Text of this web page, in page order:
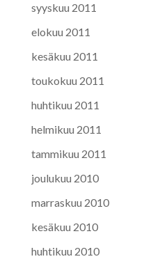
syyskuu 2011
elokuu 2011
kesäkuu 2011
toukokuu 2011
huhtikuu 2011
helmikuu 2011
tammikuu 2011
joulukuu 2010
marraskuu 2010
kesäkuu 2010
huhtikuu 2010